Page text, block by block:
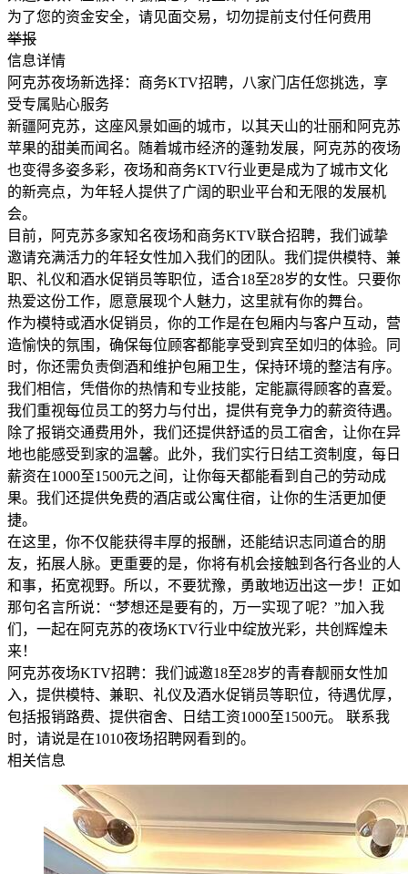
为了您的资金安全，请见面交易，切勿提前支付任何费用
举报
信息详情
阿克苏夜场新选择：商务KTV招聘，八家门店任您挑选，享
受专属贴心服务
新疆阿克苏，这座风景如画的城市，以其天山的壮丽和阿克苏
苹果的甜美而闻名。随着城市经济的蓬勃发展，阿克苏的夜场
也变得多姿多彩，夜场和商务KTV行业更是成为了城市文化
的新亮点，为年轻人提供了广阔的职业平台和无限的发展机
会。
目前，阿克苏多家知名夜场和商务KTV联合招聘，我们诚挚
邀请充满活力的年轻女性加入我们的团队。我们提供模特、兼
职、礼仪和酒水促销员等职位，适合18至28岁的女性。只要你
热爱这份工作，愿意展现个人魅力，这里就有你的舞台。
作为模特或酒水促销员，你的工作是在包厢内与客户互动，营
造愉快的氛围，确保每位顾客都能享受到宾至如归的体验。同
时，你还需负责倒酒和维护包厢卫生，保持环境的整洁有序。
我们相信，凭借你的热情和专业技能，定能赢得顾客的喜爱。
我们重视每位员工的努力与付出，提供有竞争力的薪资待遇。
除了报销交通费用外，我们还提供舒适的员工宿舍，让你在异
地也能感受到家的温馨。此外，我们实行日结工资制度，每日
薪资在1000至1500元之间，让你每天都能看到自己的劳动成
果。我们还提供免费的酒店或公寓住宿，让你的生活更加便
捷。
在这里，你不仅能获得丰厚的报酬，还能结识志同道合的朋
友，拓展人脉。更重要的是，你将有机会接触到各行各业的人
和事，拓宽视野。所以，不要犹豫，勇敢地迈出这一步！正如
那句名言所说：“梦想还是要有的，万一实现了呢？”加入我
们，一起在阿克苏的夜场KTV行业中绽放光彩，共创辉煌未
来！
阿克苏夜场KTV招聘：我们诚邀18至28岁的青春靓丽女性加
入，提供模特、兼职、礼仪及酒水促销员等职位，待遇优厚，
包括报销路费、提供宿舍、日结工资1000至1500元。 联系我
时，请说是在1010夜场招聘网看到的。
相关信息